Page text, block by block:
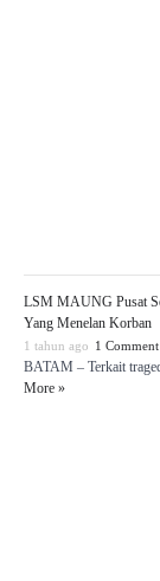
LSM MAUNG Pusat
Yang Menelan Korban
1 tahun ago 1 Comment
BATAM – Terkait
More »